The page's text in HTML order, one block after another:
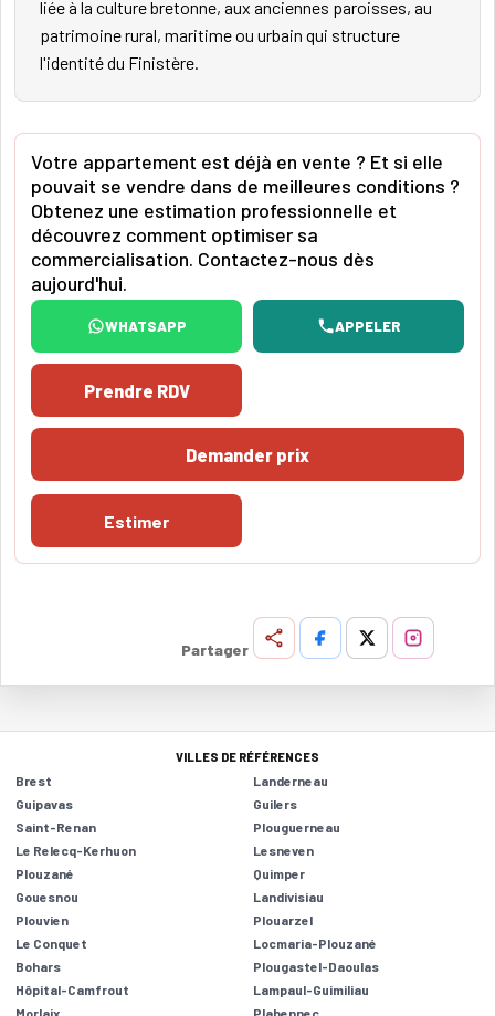
liée à la culture bretonne, aux anciennes paroisses, au
patrimoine rural, maritime ou urbain qui structure
l'identité du Finistère.
Votre appartement est déjà en vente ? Et si elle
pouvait se vendre dans de meilleures conditions ?
Obtenez une estimation professionnelle et
découvrez comment optimiser sa
commercialisation. Contactez-nous dès
aujourd'hui.
WHATSAPP APPELER
Prendre RDV
Demander prix
Estimer
Partager
VILLES DE RÉFÉRENCES
Brest
Landerneau
Guipavas
Guilers
Saint-Renan
Plouguerneau
Le Relecq-Kerhuon
Lesneven
Plouzané
Quimper
Gouesnou
Landivisiau
Plouvien
Plouarzel
Le Conquet
Locmaria-Plouzané
Bohars
Plougastel-Daoulas
Hôpital-Camfrout
Lampaul-Guimiliau